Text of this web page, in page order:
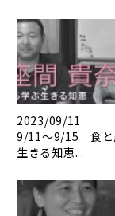
2023/09/11
9/11～9/15 食と
生きる知恵...